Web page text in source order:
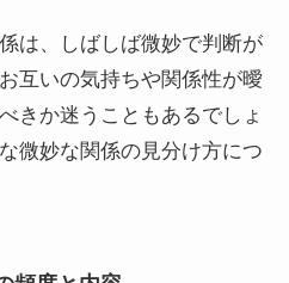
は、しばしば微妙で判断が
互いの気持ちや関係性が曖
きか迷うこともあるでしょ
微妙な関係の見分け方につ